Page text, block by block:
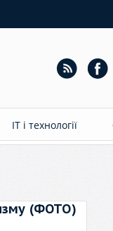
ІТ і технології
(ФОТО)